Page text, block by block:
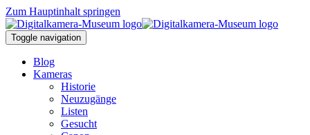
Zum Hauptinhalt springen
Toggle navigation
Blog
Kameras
Historie
Neuzugänge
Listen
Gesucht